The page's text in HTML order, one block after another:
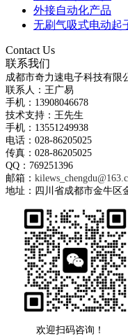
外接自动化产品
无刷气吸式电动起
Contact Us
联系我们
成都市奇力速电子科技有限
联系人：王广易
手机：13908046678
技术支持：王先生
手机：13551249938
电话：028-86205025
传真：028-86205025
QQ：769251396
邮箱：
地址：四川省成都市金牛区
欢迎扫码咨询！